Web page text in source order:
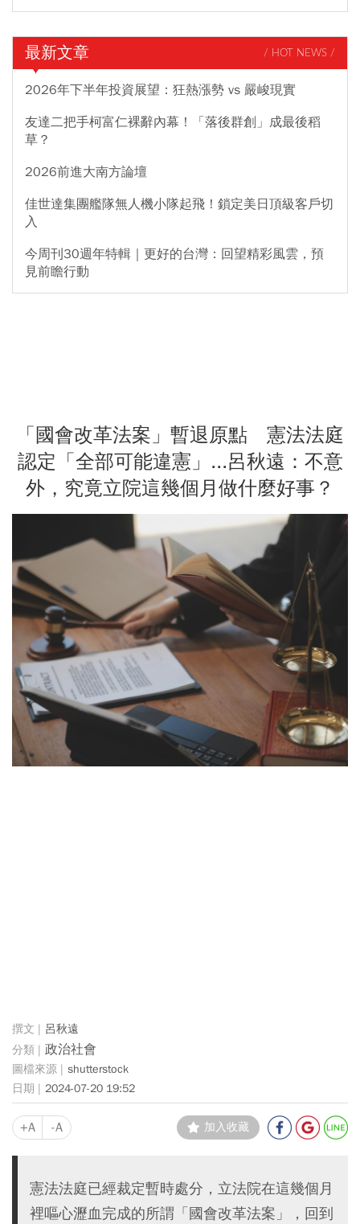
最新文章 / HOT NEWS /
2026年下半年投資展望：狂熱漲勢 vs 嚴峻現實
友達二把手柯富仁裸辭內幕！「落後群創」成最後稻
草？
2026前進大南方論壇
佳世達集團艦隊無人機小隊起飛！鎖定美日頂級客戶切
入
今周刊30週年特輯｜更好的台灣：回望精彩風雲，預
見前瞻行動
「國會改革法案」暫退原點 憲法法庭
認定「全部可能違憲」...呂秋遠：不意
外，究竟立院這幾個月做什麼好事？
呂秋遠
政治社會
shutterstock
2024-07-20 19:52
+A -A 加入收藏
憲法法庭已經裁定暫時處分，立法院在這幾個月
裡嘔心瀝血完成的所謂「國會改革法案」，回到